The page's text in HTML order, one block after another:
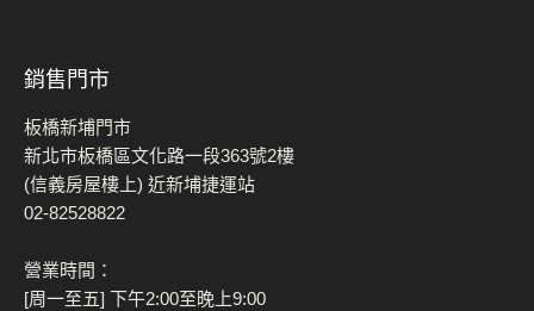
銷售門市
板橋新埔門市
新北市板橋區文化路一段363號2樓
(信義房屋樓上) 近新埔捷運站
02-82528822
營業時間：
[周一至五] 下午2:00至晚上9:00